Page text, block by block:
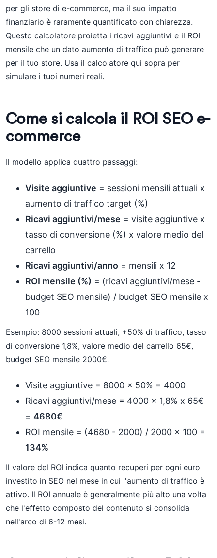
per gli store di e-commerce, ma il suo impatto
finanziario è raramente quantificato con chiarezza.
Questo calcolatore proietta i ricavi aggiuntivi e il ROI
mensile che un dato aumento di traffico può generare
per il tuo store. Usa il calcolatore qui sopra per
simulare i tuoi numeri reali.
Come si calcola il ROI SEO e-
commerce
Il modello applica quattro passaggi:
Visite aggiuntive = sessioni mensili attuali x
aumento di traffico target (%)
Ricavi aggiuntivi/mese = visite aggiuntive x
tasso di conversione (%) x valore medio del
carrello
Ricavi aggiuntivi/anno = mensili x 12
ROI mensile (%) = (ricavi aggiuntivi/mese -
budget SEO mensile) / budget SEO mensile x
100
Esempio: 8000 sessioni attuali, +50% di traffico, tasso
di conversione 1,8%, valore medio del carrello 65€,
budget SEO mensile 2000€.
Visite aggiuntive = 8000 x 50% = 4000
Ricavi aggiuntivi/mese = 4000 x 1,8% x 65€
= 4680€
ROI mensile = (4680 - 2000) / 2000 x 100 =
134%
Il valore del ROI indica quanto recuperi per ogni euro
investito in SEO nel mese in cui l'aumento di traffico è
attivo. Il ROI annuale è generalmente più alto una volta
che l'effetto composto del contenuto si consolida
nell'arco di 6-12 mesi.